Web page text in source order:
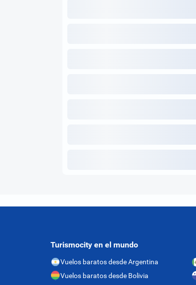
Turismocity en el mundo
Vuelos baratos desde Argentina
Vuelos baratos desde Bolivia